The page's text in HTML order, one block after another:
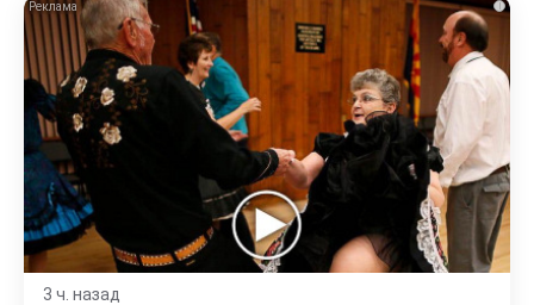
i
3 ч. назад